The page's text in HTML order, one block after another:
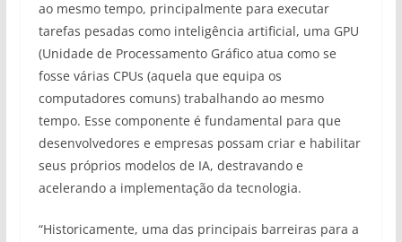
ao mesmo tempo, principalmente para executar
tarefas pesadas como inteligência artificial, uma GPU
(Unidade de Processamento Gráfico atua como se
fosse várias CPUs (aquela que equipa os
computadores comuns) trabalhando ao mesmo
tempo. Esse componente é fundamental para que
desenvolvedores e empresas possam criar e habilitar
seus próprios modelos de IA, destravando e
acelerando a implementação da tecnologia.
“Historicamente, uma das principais barreiras para a